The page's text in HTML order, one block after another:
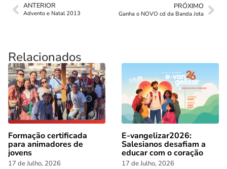
ANTERIOR
Advento e Natal 2013
PRÓXIMO
Ganha o NOVO cd da Banda Jota
Relacionados
Formação certificada
para animadores de
jovens
17 de Julho, 2026
E-vangelizar2026:
Salesianos desafiam a
educar com o coração
17 de Julho, 2026